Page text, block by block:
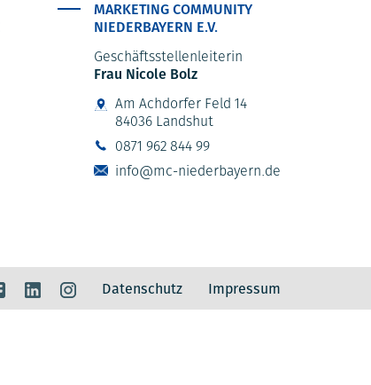
MARKETING COMMUNITY
NIEDERBAYERN E.V.
Geschäftsstellenleiterin
Frau Nicole Bolz
Am Achdorfer Feld 14
84036 Landshut
0871 962 844 99
info@mc-niederbayern.de
Datenschutz Impressum